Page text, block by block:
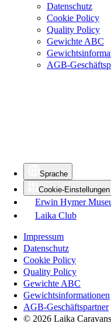
Datenschutz
Cookie Policy
Quality Policy
Gewichte ABC
AGB-
Sprache
Cookie-Einstellungen
Erwin Hymer
Laika Club
Impressum
Datenschutz
Cookie Policy
Quality Policy
Gewichte ABC
Gewichtsinformationen
AGB-Geschäftspartner
© 2026 Laika Caravans